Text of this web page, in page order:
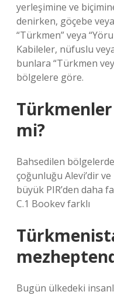
yerleşimine ve
denirken, göçebe
“Türkmen” veya
Kabileler, nüfuslu
bunlara “Türkmen
bölgelere göre.
mi?
Bahsedilen
çoğunluğu Alevi’dir
büyük PIR’den daha
C.1 Bookev farklı
Bugün ülkedeki